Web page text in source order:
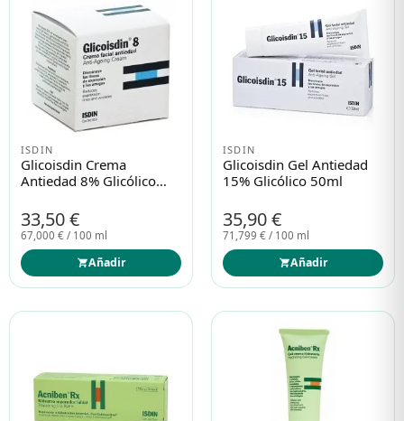
ISDIN
Glicoisdin Crema
Antiedad 8% Glicólico
33,50 €
67,000 € / 100 ml
Añadir
ISDIN
Glicoisdin Gel Antiedad
15% Glicólico 50ml
35,90 €
71,799 € / 100 ml
Añadir